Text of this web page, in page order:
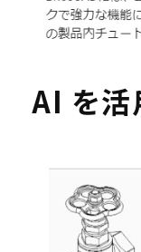
AI を活